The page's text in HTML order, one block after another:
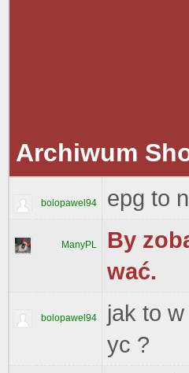
Archiwum
bolopawel94 epg to
ManyPL
By
wać.
bolopawel94
jak to w
yc ?